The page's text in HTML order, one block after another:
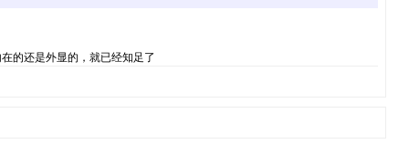
的还是外显的，就已经知足了